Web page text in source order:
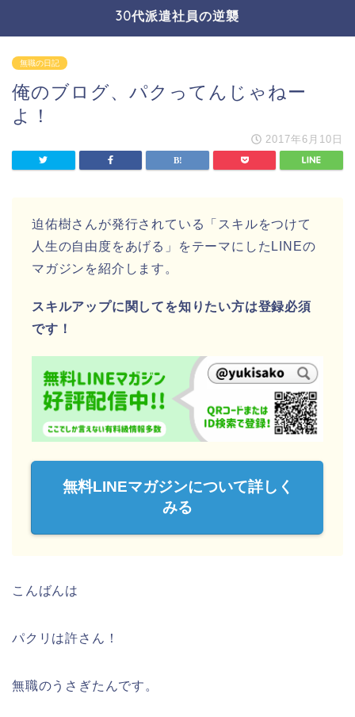
30代派遣社員の逆襲
無職の日記
俺のブログ、パクってんじゃねー
よ！
2017年6月10日
迫佑樹さんが発行されている「スキルをつけて
人生の自由度をあげる」をテーマにしたLINEの
マガジンを紹介します。
スキルアップに関してを知りたい方は登録必須
です！
無料LINEマガジンについて詳しく
みる
こんばんは
パクリは許さん！
無職のうさぎたんです。